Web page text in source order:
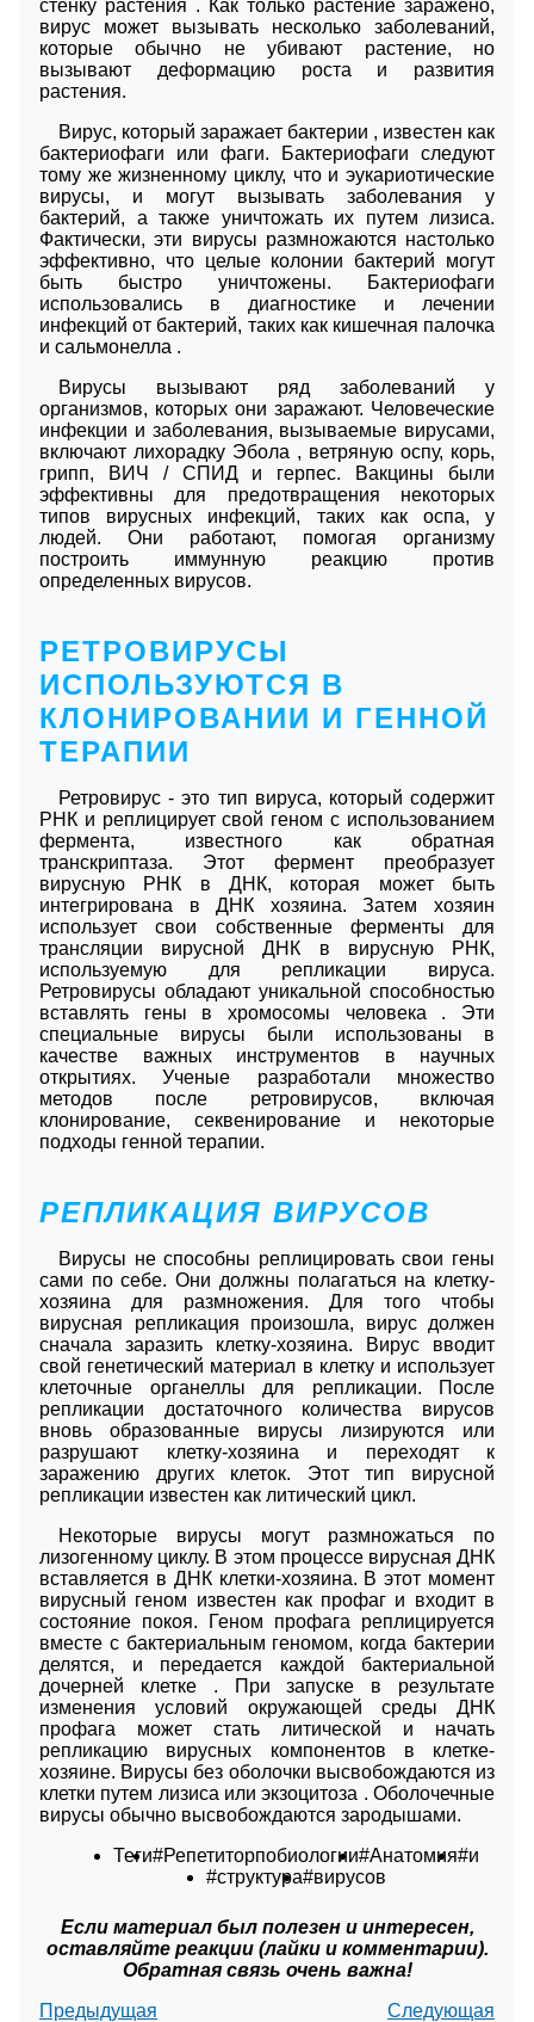
стенку растения . Как только растение заражено,
вирус может вызывать несколько заболеваний,
которые обычно не убивают растение, но
вызывают деформацию роста и развития
растения.
Вирус, который заражает бактерии , известен как
бактериофаги или фаги. Бактериофаги следуют
тому же жизненному циклу, что и эукариотические
вирусы, и могут вызывать заболевания у
бактерий, а также уничтожать их путем лизиса.
Фактически, эти вирусы размножаются настолько
эффективно, что целые колонии бактерий могут
быть быстро уничтожены. Бактериофаги
использовались в диагностике и лечении
инфекций от бактерий, таких как кишечная палочка
и сальмонелла .
Вирусы вызывают ряд заболеваний у
организмов, которых они заражают. Человеческие
инфекции и заболевания, вызываемые вирусами,
включают лихорадку Эбола , ветряную оспу, корь,
грипп, ВИЧ / СПИД и герпес. Вакцины были
эффективны для предотвращения некоторых
типов вирусных инфекций, таких как оспа, у
людей. Они работают, помогая организму
построить иммунную реакцию против
определенных вирусов.
РЕТРОВИРУСЫ
ИСПОЛЬЗУЮТСЯ В
КЛОНИРОВАНИИ И ГЕННОЙ
ТЕРАПИИ
Ретровирус - это тип вируса, который содержит
РНК и реплицирует свой геном с использованием
фермента, известного как обратная
транскриптаза. Этот фермент преобразует
вирусную РНК в ДНК, которая может быть
интегрирована в ДНК хозяина. Затем хозяин
использует свои собственные ферменты для
трансляции вирусной ДНК в вирусную РНК,
используемую для репликации вируса.
Ретровирусы обладают уникальной способностью
вставлять гены в хромосомы человека . Эти
специальные вирусы были использованы в
качестве важных инструментов в научных
открытиях. Ученые разработали множество
методов после ретровирусов, включая
клонирование, секвенирование и некоторые
подходы генной терапии.
РЕПЛИКАЦИЯ ВИРУСОВ
Вирусы не способны реплицировать свои гены
сами по себе. Они должны полагаться на клетку-
хозяина для размножения. Для того чтобы
вирусная репликация произошла, вирус должен
сначала заразить клетку-хозяина. Вирус вводит
свой генетический материал в клетку и использует
клеточные органеллы для репликации. После
репликации достаточного количества вирусов
вновь образованные вирусы лизируются или
разрушают клетку-хозяина и переходят к
заражению других клеток. Этот тип вирусной
репликации известен как литический цикл.
Некоторые вирусы могут размножаться по
лизогенному циклу. В этом процессе вирусная ДНК
вставляется в ДНК клетки-хозяина. В этот момент
вирусный геном известен как профаг и входит в
состояние покоя. Геном профага реплицируется
вместе с бактериальным геномом, когда бактерии
делятся, и передается каждой бактериальной
дочерней клетке . При запуске в результате
изменения условий окружающей среды ДНК
профага может стать литической и начать
репликацию вирусных компонентов в клетке-
хозяине. Вирусы без оболочки высвобождаются из
клетки путем лизиса или экзоцитоза . Оболочечные
вирусы обычно высвобождаются зародышами.
Теги#Репетиторпобиологии#Анатомия#и
#структура#вирусов
Если материал был полезен и интересен,
оставляйте реакции (лайки и комментарии).
Обратная связь очень важна!
Предыдущая
Следующая